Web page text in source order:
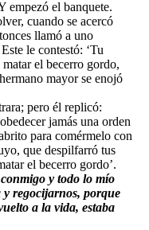
empezó el banquete.
cuando se acercó
llamó a uno
le contestó: ‘Tu
el becerro gordo,
mayor se enojó
pero él replicó:
jamás una orden
para comérmelo con
que despilfarró tus
el becerro gordo’.
y todo lo mío
y regocijarnos, porque
a la vida, estaba